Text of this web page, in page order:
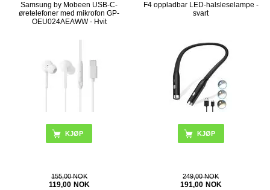
Samsung by Mobeen USB-C-
øretelefoner med mikrofon GP-
OEU024AEAWW - Hvit
155,00 NOK
119,00 NOK
F4 oppladbar LED-halsleselampe -
svart
249,00 NOK
191,00 NOK